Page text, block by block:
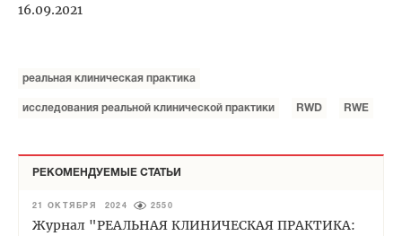
16.09.2021
реальная клиническая практика
исследования реальной клинической практики RWD RWE
РЕКОМЕНДУЕМЫЕ СТАТЬИ
21 ОКТЯБРЯ 2024 2550
Журнал "РЕАЛЬНАЯ КЛИНИЧЕСКАЯ ПРАКТИКА: